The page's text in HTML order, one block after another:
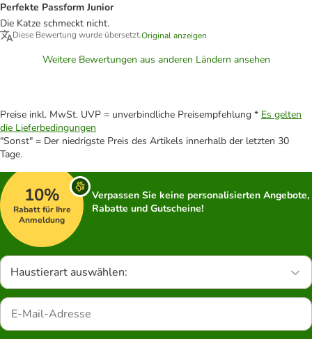
Perfekte Passform Junior
Die Katze schmeckt nicht.
Diese Bewertung wurde übersetzt.Original anzeigen
Weitere Bewertungen aus anderen Ländern ansehen
Preise inkl. MwSt. UVP = unverbindliche Preisempfehlung * Es gelten
die Lieferbedingungen
"Sonst" = Der niedrigste Preis des Artikels innerhalb der letzten 30
Tage.
10%
Rabatt für Ihre
Anmeldung
Verpassen Sie keine personalisierten Angebote,
Rabatte und Gutscheine!
Haustierart auswählen: